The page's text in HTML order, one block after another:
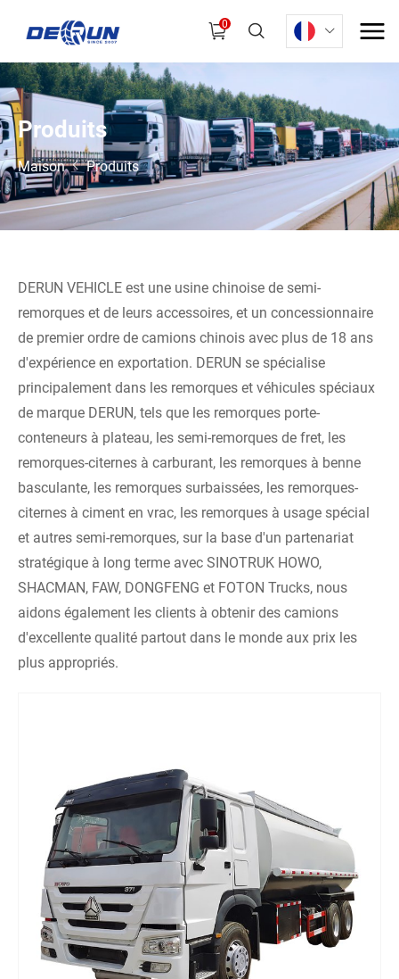
0
Produits
Maison Produits
DERUN VEHICLE est une usine chinoise de semi-
remorques et de leurs accessoires, et un concessionnaire
de premier ordre de camions chinois avec plus de 18 ans
d'expérience en exportation. DERUN se spécialise
principalement dans les remorques et véhicules spéciaux
de marque DERUN, tels que les remorques porte-
conteneurs à plateau, les semi-remorques de fret, les
remorques-citernes à carburant, les remorques à benne
basculante, les remorques surbaissées, les remorques-
citernes à ciment en vrac, les remorques à usage spécial
et autres semi-remorques, sur la base d'un partenariat
stratégique à long terme avec SINOTRUK HOWO,
SHACMAN, FAW, DONGFENG et FOTON Trucks, nous
aidons également les clients à obtenir des camions
d'excellente qualité partout dans le monde aux prix les
plus appropriés.